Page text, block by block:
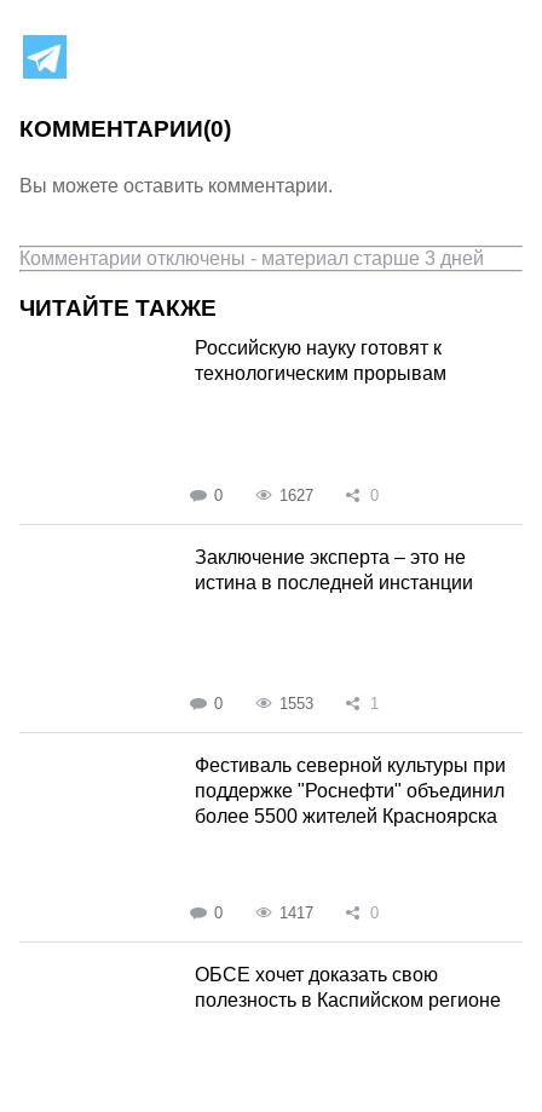
КОММЕНТАРИИ(0)
Вы можете оставить комментарии.
Комментарии отключены - материал старше 3 дней
ЧИТАЙТЕ ТАКЖЕ
Российскую науку готовят к
технологическим прорывам
0 1627 0
Заключение эксперта – это не
истина в последней инстанции
0 1553 1
Фестиваль северной культуры при
поддержке "Роснефти" объединил
более 5500 жителей Красноярска
0 1417 0
ОБСЕ хочет доказать свою
полезность в Каспийском регионе